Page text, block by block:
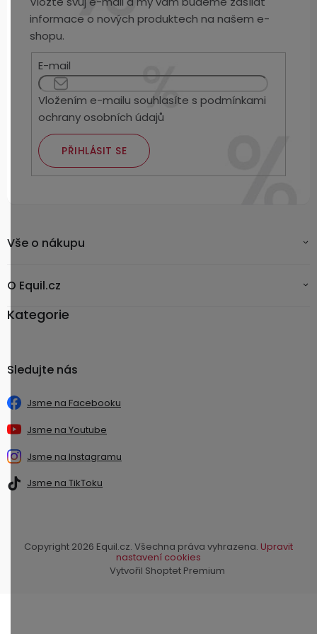
informace o nových produktech na našem e-
shopu.
E-mail
Vložením e-mailu souhlasíte spodmínkami
ochrany osobních údajů
PŘIHLÁSIT SE
Vše o nákupu
O Equil.cz
Kategorie
Sledujte nás
Jsme na Facebooku
Jsme na Youtube
Jsme na Instagramu
Jsme na TikToku
Vytvořil Shoptet Premium
Copyright 2026 Equil.cz. Všechna práva vyhrazena. Upravit
nastavení cookies